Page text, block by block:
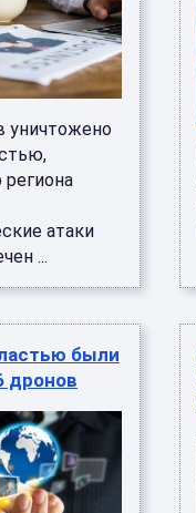
уничтожено
региона
атаки
...
были
дронов